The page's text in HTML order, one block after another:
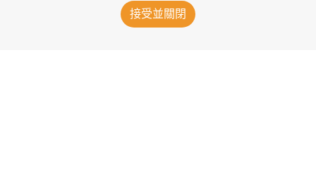
接受並關閉
祖奧柏度：韋碧克對我好重要
9小時前